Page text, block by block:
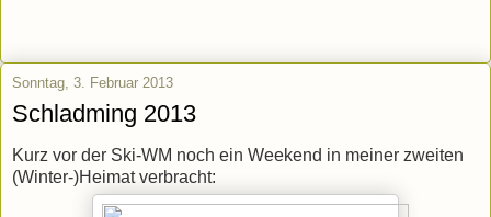
Sonntag, 3. Februar 2013
Schladming 2013
Kurz vor der Ski-WM noch ein Weekend in meiner zweiten
(Winter-)Heimat verbracht: